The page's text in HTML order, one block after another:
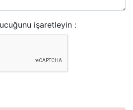
işaretleyin :